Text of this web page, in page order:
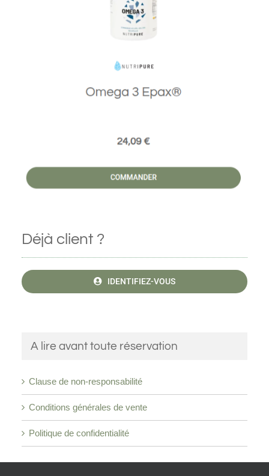
Déjà client ?
IDENTIFIEZ-VOUS
A lire avant toute réservation
Clause de non-responsabilité
Conditions générales de vente
Politique de confidentialité